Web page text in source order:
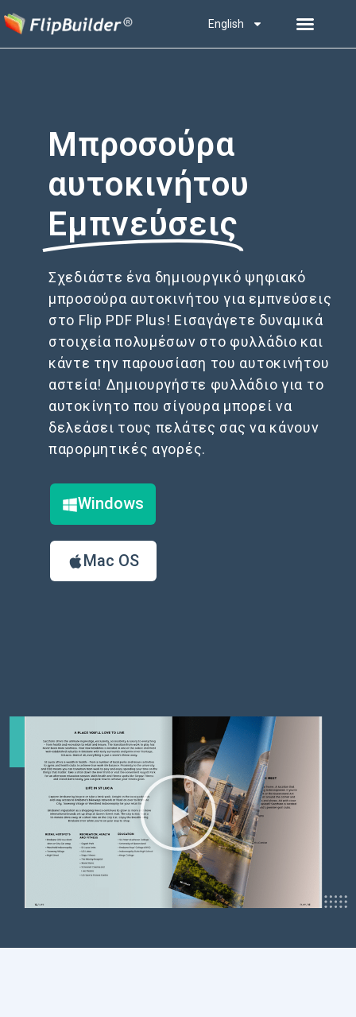
English
Μπροσούρα
αυτοκινήτου
Εμπνεύσεις
Σχεδιάστε ένα δημιουργικό ψηφιακό
μπροσούρα αυτοκινήτου για εμπνεύσεις
στο Flip PDF Plus! Εισαγάγετε δυναμικά
στοιχεία πολυμέσων στο φυλλάδιο και
κάντε την παρουσίαση του αυτοκινήτου
αστεία! Δημιουργήστε φυλλάδιο για το
αυτοκίνητο που σίγουρα μπορεί να
δελεάσει τους πελάτες σας να κάνουν
παρορμητικές αγορές.
Windows
Mac OS